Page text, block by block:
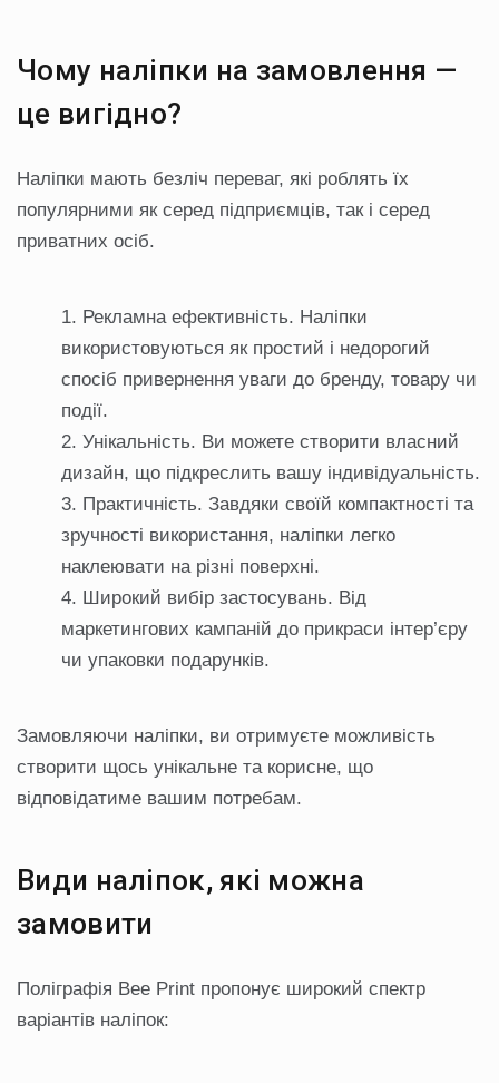
Чому наліпки на замовлення —
це вигідно?
Наліпки мають безліч переваг, які роблять їх
популярними як серед підприємців, так і серед
приватних осіб.
Рекламна ефективність. Наліпки
використовуються як простий і недорогий
спосіб привернення уваги до бренду, товару чи
події.
Унікальність. Ви можете створити власний
дизайн, що підкреслить вашу індивідуальність.
Практичність. Завдяки своїй компактності та
зручності використання, наліпки легко
наклеювати на різні поверхні.
Широкий вибір застосувань. Від
маркетингових кампаній до прикраси інтер’єру
чи упаковки подарунків.
Замовляючи наліпки, ви отримуєте можливість
створити щось унікальне та корисне, що
відповідатиме вашим потребам.
Види наліпок, які можна
замовити
Поліграфія Bee Print пропонує широкий спектр
варіантів наліпок: